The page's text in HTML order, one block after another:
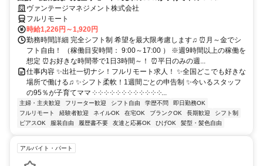
ヴァンテージマネジメント株式会社
フルリモート
時給1,226円～1,920円
勤務時間詳細 完全シフト制 希望を最大限考慮します♫ ⏰月～金でシ
フト自由！ （稼働目安時間： 9:00～17:00 ） ※週9時間以上の稼働を
想定 ⏰お好きな時間帯で1日3時間～！ ⏰平日のみの週...
仕事内容 ✨出社一切ナシ！フルリモート求人！ ✨全国どこでも好きな
場所で働ける♫ ✨シフト柔軟！1週間ごとの申告制 ✨今いるスタッフ
の95％が子育てママ ༶ ༶ ༶ ༶ ༶ ༶ ༶ ༶ ༶ ༶ ༶ ༶...
主婦・主夫歓迎 フリーター歓迎 シフト自由 学歴不問
即日勤務OK
フルリモート
経験者歓迎 ネイルOK 在宅OK ブランクOK 長期歓迎
シフト制
ピアスOK
服装自由 履歴書不要 友達と応募OK ひげOK 髪型・髪色自由
アルバイト・パート